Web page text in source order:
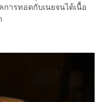
การทอดกับเนยจนได้เนื้อ